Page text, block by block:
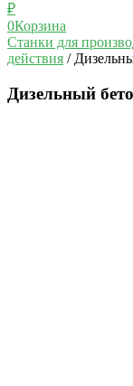
₽
0Корзина
Станки для
действия /
Дизельный